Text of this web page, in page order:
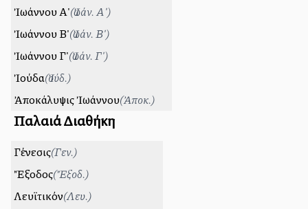
Ἰωάννου Α'(Ἰωάν. Α')
Ἰωάννου Β'(Ἰωάν. Β')
Ἰωάννου Γ'(Ἰωάν. Γ')
Ἰούδα(Ἰούδ.)
Ἀποκάλυψις Ἰωάννου(Ἀποκ.)
Παλαιά Διαθήκη
Γένεσις(Γεν.)
Ἔξοδος(Ἔξοδ.)
Λευϊτικόν(Λευ.)